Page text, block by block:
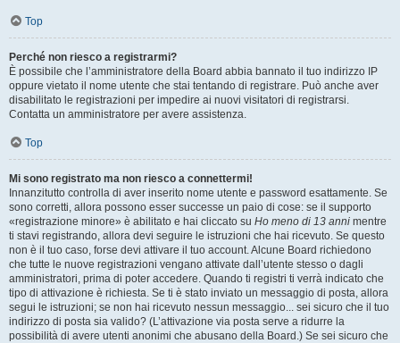
Top
Perché non riesco a registrarmi?
È possibile che l’amministratore della Board abbia bannato il tuo indirizzo IP
oppure vietato il nome utente che stai tentando di registrare. Può anche aver
disabilitato le registrazioni per impedire ai nuovi visitatori di registrarsi.
Contatta un amministratore per avere assistenza.
Top
Mi sono registrato ma non riesco a connettermi!
Innanzitutto controlla di aver inserito nome utente e password esattamente. Se
sono corretti, allora possono esser successe un paio di cose: se il supporto
«registrazione minore» è abilitato e hai cliccato su Ho meno di 13 anni mentre
ti stavi registrando, allora devi seguire le istruzioni che hai ricevuto. Se questo
non è il tuo caso, forse devi attivare il tuo account. Alcune Board richiedono
che tutte le nuove registrazioni vengano attivate dall’utente stesso o dagli
amministratori, prima di poter accedere. Quando ti registri ti verrà indicato che
tipo di attivazione è richiesta. Se ti è stato inviato un messaggio di posta, allora
segui le istruzioni; se non hai ricevuto nessun messaggio... sei sicuro che il tuo
indirizzo di posta sia valido? (L’attivazione via posta serve a ridurre la
possibilità di avere utenti anonimi che abusano della Board.) Se sei sicuro che